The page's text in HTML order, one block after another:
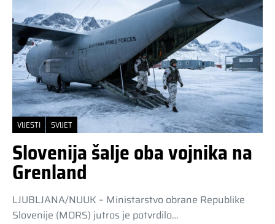
VIJESTI SVIJET
Slovenija šalje oba vojnika na
Grenland
LJUBLJANA/NUUK – Ministarstvo obrane Republike
Slovenije (MORS) jutros je potvrdilo…